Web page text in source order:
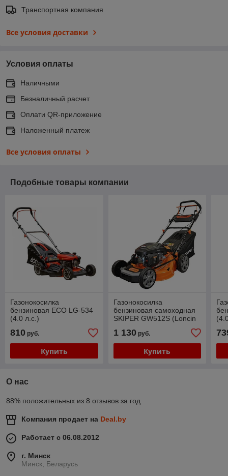
Транспортная компания
Все условия доставки
Условия оплаты
Наличными
Безналичный расчет
Оплати QR-приложение
Наложенный платеж
Все условия оплаты
Подобные товары компании
Газонокосилка
бензиновая ECO LG-534
(4.0 л.с.)
810 руб.
Купить
Газонокосилка
бензиновая самоходная
SKIPER GW512S (Loncin
1 130руб.
Купить
О нас
88% положительных из 8 отзывов за год
Компания продает на Deal.by
Работает с 06.08.2012
г. Минск
Минск, Беларусь